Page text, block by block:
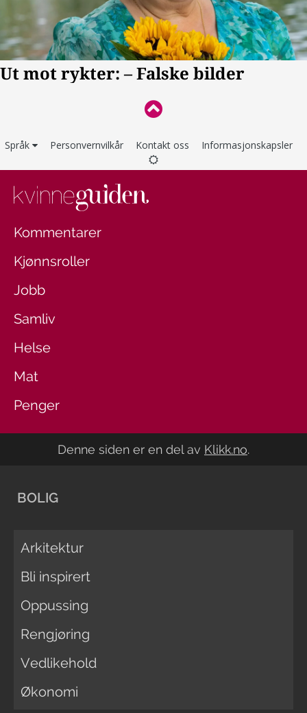
Språk Personvernvilkår Kontakt oss Informasjonskapsler
Kommentarer
Kjønnsroller
Jobb
Samliv
Helse
Mat
Penger
Denne siden er en del av Klikk.no.
BOLIG
Arkitektur
Bli inspirert
Oppussing
Rengjøring
Vedlikehold
Økonomi